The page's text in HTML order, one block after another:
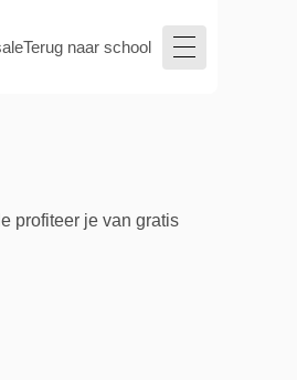
Terug naar school
profiteer je van gratis